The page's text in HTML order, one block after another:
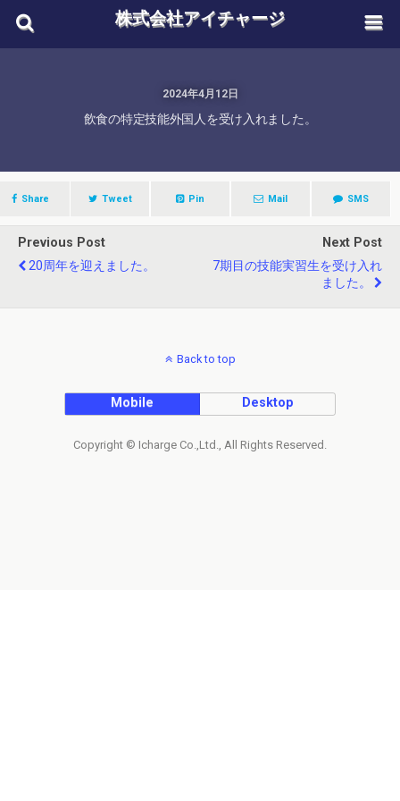
株式会社アイチャージ
2024年4月12日
飲食の特定技能外国人を受け入れました。
Share Tweet Pin Mail SMS
Previous Post
20周年を迎えました。
Next Post
7期目の技能実習生を受け入れ
ました。
Back to top
Mobile Desktop
Copyright © Icharge Co.,Ltd., All Rights Reserved.